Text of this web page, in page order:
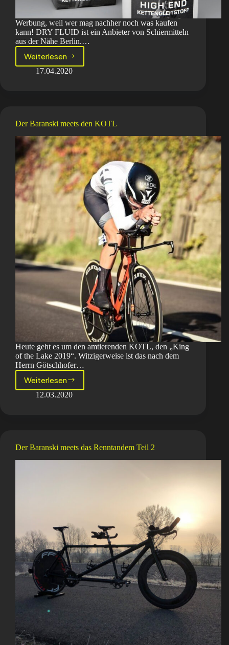
Werbung, weil wer mag nachher noch was kaufen
kann! DRY FLUID ist ein Anbieter von Schiermitteln
aus der Nähe Berlin.…
Weiterlesen
Der
Baranski
17.04.2020
Der Baranski meets den KOTL
Heute geht es um den amtierenden KOTL, den „King
of the Lake 2019“. Witzigerweise ist das nach dem
Herrn Götschhofer…
Weiterlesen
Der
Baranski
12.03.2020
Der Baranski meets das Renntandem Teil 2